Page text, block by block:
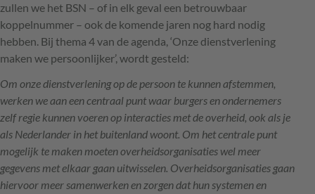
zullen we het BSN – of in elk geval een betrouwbaar
koppelnummer – ook de komende jaren nog hard nodig
hebben. Bij thema 4 van de agenda, ‘Onze dienstverlening
maken we persoonlijker’, wordt gesteld:
Om onze dienstverlening op de persoon te kunnen afstemmen,
werken we aan een centraal punt waar burgers en ondernemers
zelf regie kunnen voeren op interacties met de overheid, ook als je
als Nederlander in het buitenland woont. Om het centrale punt
mogelijk te maken moeten overheidsorganisaties wel meer
gegevens met elkaar gaan uitwisselen. Overheidsorganisaties gaan
hiervoor meer samenwerken en zorgen dat hun systemen en